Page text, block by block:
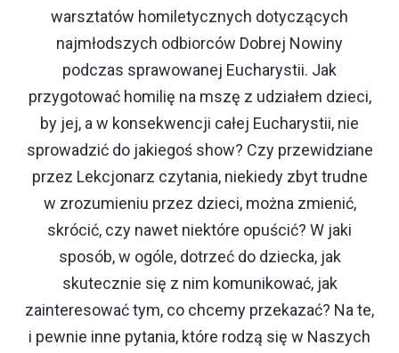
warsztatów homiletycznych dotyczących
najmłodszych odbiorców Dobrej Nowiny
podczas sprawowanej Eucharystii. Jak
przygotować homilię na mszę z udziałem dzieci,
by jej, a w konsekwencji całej Eucharystii, nie
sprowadzić do jakiegoś show? Czy przewidziane
przez Lekcjonarz czytania, niekiedy zbyt trudne
w zrozumieniu przez dzieci, można zmienić,
skrócić, czy nawet niektóre opuścić? W jaki
sposób, w ogóle, dotrzeć do dziecka, jak
skutecznie się z nim komunikować, jak
zainteresować tym, co chcemy przekazać? Na te,
i pewnie inne pytania, które rodzą się w Naszych